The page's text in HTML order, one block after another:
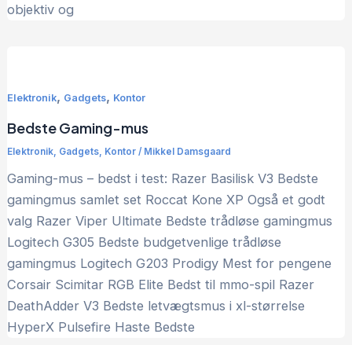
objektiv og
Elektronik, Gadgets, Kontor
Bedste Gaming-mus
Elektronik, Gadgets, Kontor/ Mikkel Damsgaard
Gaming-mus – bedst i test: Razer Basilisk V3 Bedste
gamingmus samlet set Roccat Kone XP Også et godt
valg Razer Viper Ultimate Bedste trådløse gamingmus
Logitech G305 Bedste budgetvenlige trådløse
gamingmus Logitech G203 Prodigy Mest for pengene
Corsair Scimitar RGB Elite Bedst til mmo-spil Razer
DeathAdder V3 Bedste letvægtsmus i xl-størrelse
HyperX Pulsefire Haste Bedste